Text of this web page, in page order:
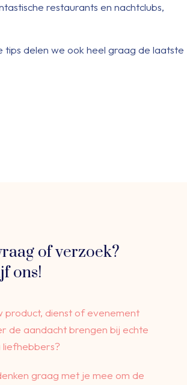
restaurants en nachtclubs,
tips delen we ook heel graag de laatste
of verzoek?
ons!
product, dienst of evenement
de aandacht brengen bij echte
liefhebbers?
graag met je mee om de